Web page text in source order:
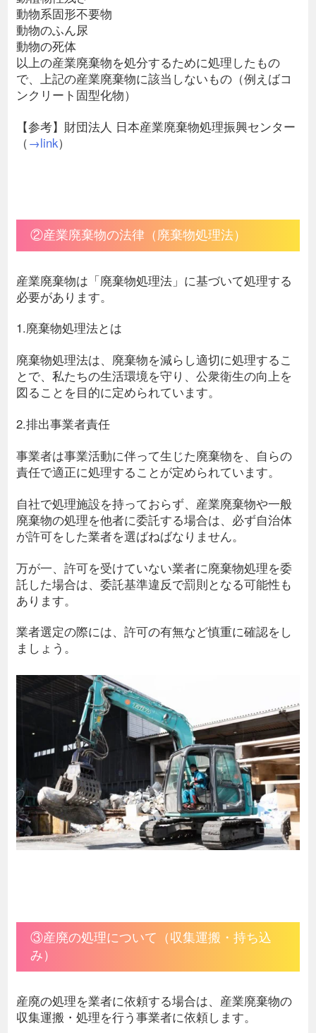
動物系固形不要物
動物のふん尿
動物の死体
以上の産業廃棄物を処分するために処理したもの
で、上記の産業廃棄物に該当しないもの（例えばコ
ンクリート固型化物）
【参考】財団法人 日本産業廃棄物処理振興センター
（→link）
②産業廃棄物の法律（廃棄物処理法）
産業廃棄物は「廃棄物処理法」に基づいて処理する
必要があります。
1.廃棄物処理法とは
廃棄物処理法は、廃棄物を減らし適切に処理するこ
とで、私たちの生活環境を守り、公衆衛生の向上を
図ることを目的に定められています。
2.排出事業者責任
事業者は事業活動に伴って生じた廃棄物を、自らの
責任で適正に処理することが定められています。
自社で処理施設を持っておらず、産業廃棄物や一般
廃棄物の処理を他者に委託する場合は、必ず自治体
が許可をした業者を選ばねばなりません。
万が一、許可を受けていない業者に廃棄物処理を委
託した場合は、委託基準違反で罰則となる可能性も
あります。
業者選定の際には、許可の有無など慎重に確認をし
ましょう。
③産廃の処理について（収集運搬・持ち込
み）
産廃の処理を業者に依頼する場合は、産業廃棄物の
収集運搬・処理を行う事業者に依頼します。